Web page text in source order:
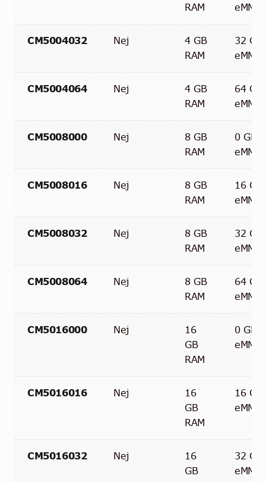
RAM
eMMC
CM5004032 Nej
4 GB
RAM
32 GB
eMMC
CM5004064 Nej
4 GB
RAM
64 GB
eMMC
CM5008000 Nej
8 GB
RAM
0 GB
eMMC
CM5008016 Nej
8 GB
RAM
16 GB
eMMC
CM5008032 Nej
8 GB
RAM
32 GB
eMMC
CM5008064 Nej
8 GB
RAM
64 GB
eMMC
CM5016000 Nej
16
GB
RAM
0 GB
eMMC
CM5016016 Nej
16
GB
RAM
16 GB
eMMC
CM5016032 Nej
16
GB
32 GB
eMMC